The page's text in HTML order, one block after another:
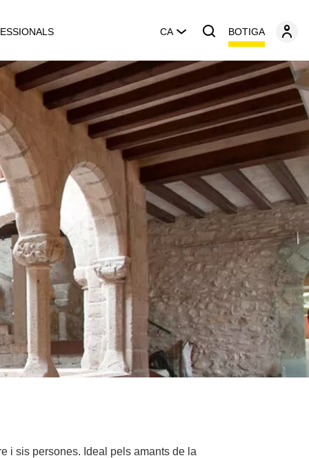
CA BOTIGA
i sis persones. Ideal pels amants de la